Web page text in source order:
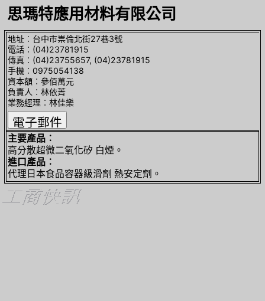
思瑪特應用材料有限公司
地址︰台中市祟倫北街27巷3號
電話︰(04)23781915
傳真︰(04)23755657, (04)23781915
手機︰0975054138
資本額︰參佰萬元
負責人︰林依菁
業務經理︰林佳樂
主要產品︰
高分散超微二氧化矽 白煙。
進口產品︰
代理日本食品容器級滑劑 熱安定劑。